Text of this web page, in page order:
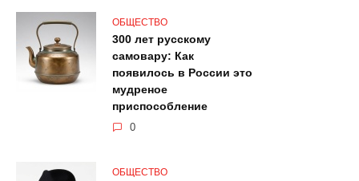
ОБЩЕСТВО
300 лет русскому
самовару: Как
появилось в России это
мудреное
приспособление
0
ОБЩЕСТВО